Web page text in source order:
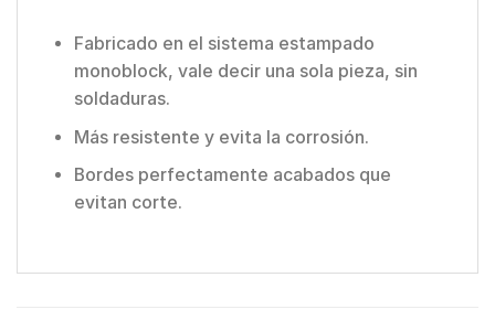
Fabricado en el sistema estampado
monoblock, vale decir una sola pieza, sin
soldaduras.
Más resistente y evita la corrosión.
Bordes perfectamente acabados que
evitan corte.